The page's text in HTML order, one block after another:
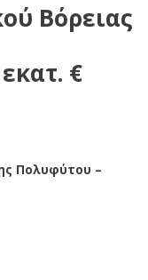
Βόρειας
€
Πολυφύτου –